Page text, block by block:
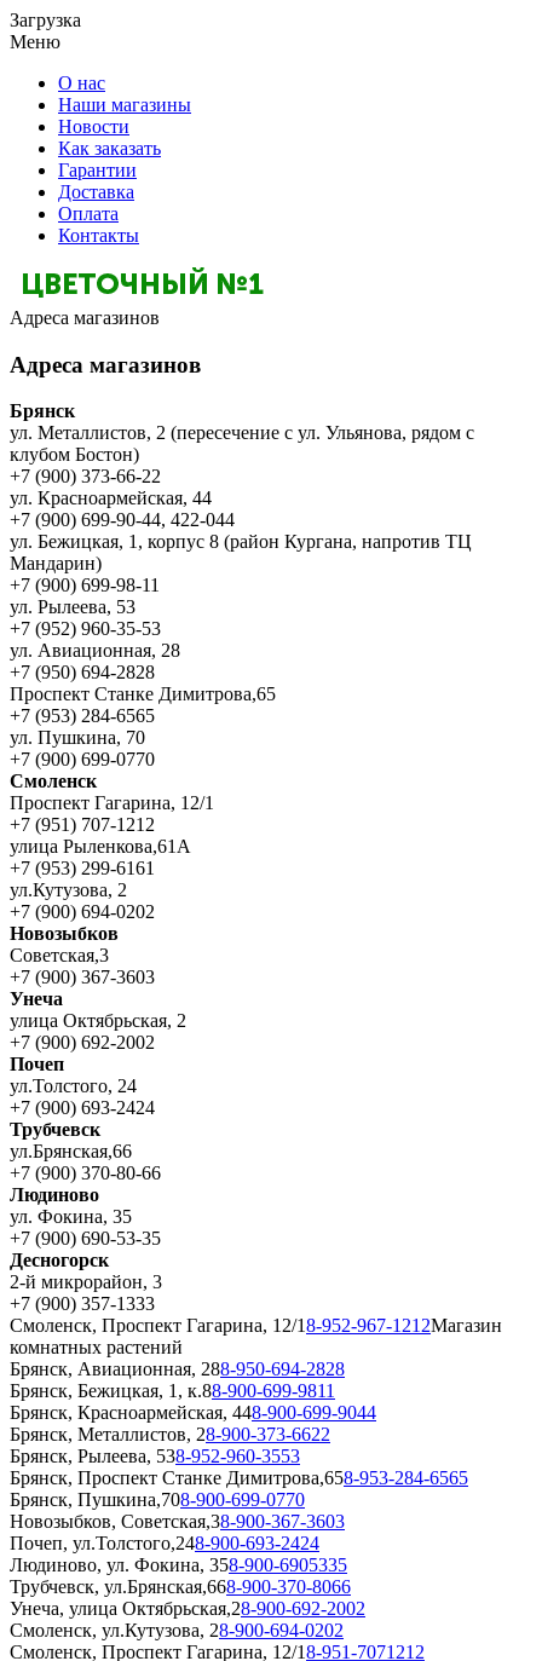
Загрузка
Меню
О нас
Наши магазины
Новости
Как заказать
Гарантии
Доставка
Оплата
Контакты
Адреса магазинов
Адреса магазинов
Брянск
ул. Металлистов, 2 (пересечение с ул. Ульянова, рядом с
клубом Бостон)
+7 (900) 373-66-22
ул. Красноармейская, 44
+7 (900) 699-90-44, 422-044
ул. Бежицкая, 1, корпус 8 (район Кургана, напротив ТЦ
Мандарин)
+7 (900) 699-98-11
ул. Рылеева, 53
+7 (952) 960-35-53
ул. Авиационная, 28
+7 (950) 694-2828
Проспект Станке Димитрова,65
+7 (953) 284-6565
ул. Пушкина, 70
+7 (900) 699-0770
Смоленск
Проспект Гагарина, 12/1
+7 (951) 707-1212
улица Рыленкова,61А
+7 (953) 299-6161
ул.Кутузова, 2
+7 (900) 694-0202
Новозыбков
Советская,3
+7 (900) 367-3603
Унеча
улица Октябрьская, 2
+7 (900) 692-2002
Почеп
ул.Толстого, 24
+7 (900) 693-2424
Трубчевск
ул.Брянская,66
+7 (900) 370-80-66
Людиново
ул. Фокина, 35
+7 (900) 690-53-35
Десногорск
2-й микрорайон, 3
+7 (900) 357-1333
Смоленск, Проспект Гагарина, 12/18-952-967-1212Магазин
комнатных растений
Брянск, Авиационная, 288-950-694-2828
Брянск, Бежицкая, 1, к.88-900-699-9811
Брянск, Красноармейская, 448-900-699-9044
Брянск, Металлистов, 28-900-373-6622
Брянск, Рылеева, 538-952-960-3553
Брянск, Проспект Станке Димитрова,658-953-284-6565
Брянск, Пушкина,708-900-699-0770
Новозыбков, Советская,38-900-367-3603
Почеп, ул.Толстого,248-900-693-2424
Людиново, ул. Фокина, 358-900-6905335
Трубчевск, ул.Брянская,668-900-370-8066
Унеча, улица Октябрьская,28-900-692-2002
Смоленск, ул.Кутузова, 28-900-694-0202
Смоленск, Проспект Гагарина, 12/18-951-7071212